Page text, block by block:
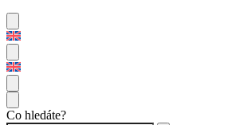
Co hledáte?